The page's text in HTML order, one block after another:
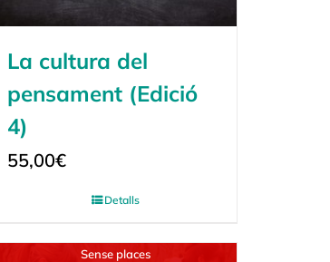
La cultura del
pensament (Edició
4)
55,00€
Detalls
Sense places